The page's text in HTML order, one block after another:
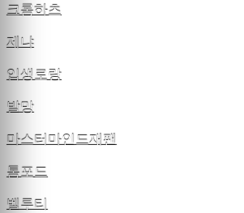
크롬하츠
제냐
입생로랑
발망
마스터마인드재팬
톰포드
벨루티